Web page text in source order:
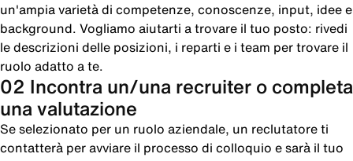
un'ampia varietà di competenze, conoscenze, input, idee e
background. Vogliamo aiutarti a trovare il tuo posto: rivedi
le descrizioni delle posizioni, i reparti e i team per trovare il
ruolo adatto a te.
02 Incontra un/una recruiter o completa
una valutazione
Se selezionato per un ruolo aziendale, un reclutatore ti
contatterà per avviare il processo di colloquio e sarà il tuo